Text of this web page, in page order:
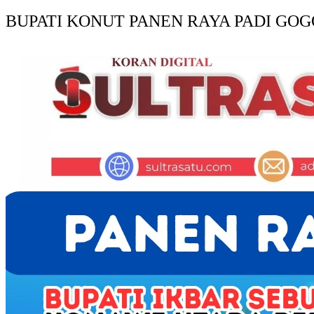
BUPATI KONUT PANEN RAYA PADI